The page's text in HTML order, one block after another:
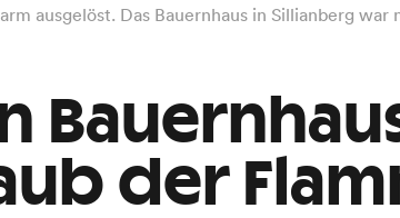
ausgelöst. Das Bauernhaus in Sillianberg
der